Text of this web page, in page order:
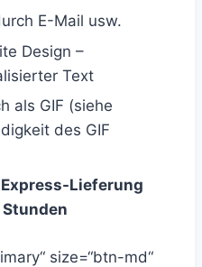
E-Mail usw.
Design –
Text
als GIF (siehe
des GIF
Lieferung
size=“btn-md“